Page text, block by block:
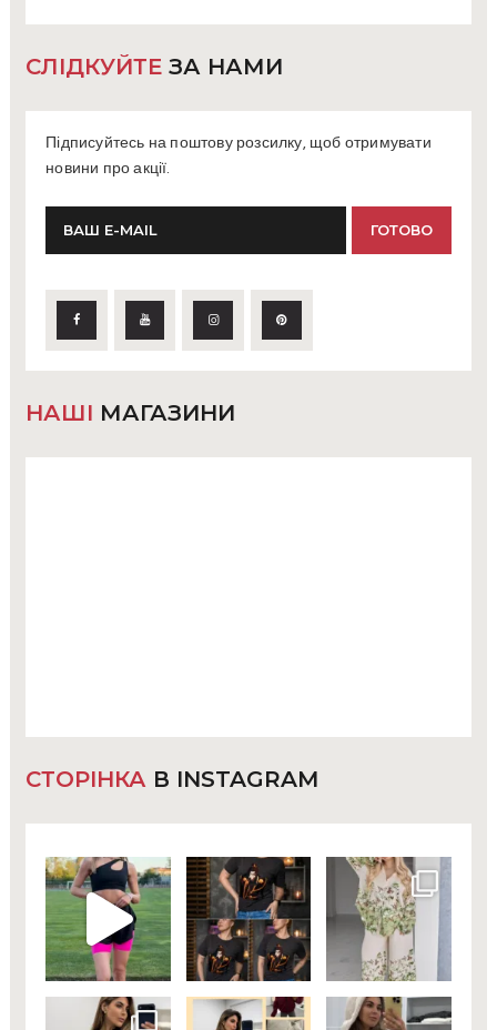
СЛІДКУЙТЕ ЗА НАМИ
Підписуйтесь на поштову розсилку, щоб отримувати
новини про акції.
НАШІ МАГАЗИНИ
СТОРІНКА В INSTAGRAM